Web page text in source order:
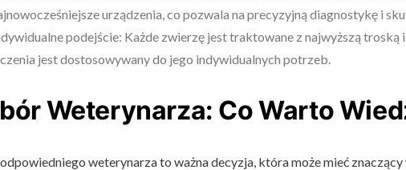
urządzenia, co pozwala na precyzyjną diagnostykę i
podejście: Każde zwierzę jest traktowane z najwyższą troską i
jest dostosowywany do jego indywidualnych potrzeb.
Weterynarza: Co Warto
weterynarza to ważna decyzja, która może mieć znaczący